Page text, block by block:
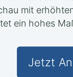
mit
ein hohes
Jetzt